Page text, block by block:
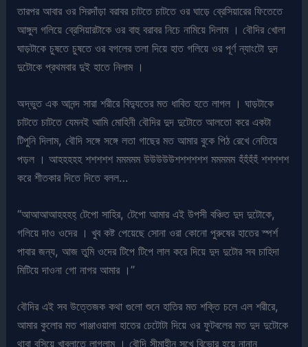
তারপর আবার ওর সিরদাঁড়া বরাবর চাটতে চাটতে ওর ঘাড়ে ব্রেসিয়ারের ফিতেতে
আঙ্গুল গলিয়ে ব্রেসিয়ারটাকে ওর বাহু বরাবর নিচে নামিয়ে দিলাম । বৌদির খোলা
ঘাড়টাকে চুষতে চুষতে ওর বগলের তলা দিয়ে হাত গলিয়ে ওর পূর্ণ ন্যাংটো দুদ
দুটোকে প্রথমবার দুই হাতে নিলাম ।
অদ্ভুত এক আনন্দ সারা শরীরে বিদ্যুতের মত ধাবিত হতে লাগল । ঘাড়টাকে
চাটতে চাটতে যেমনই আমি মোহিনী বৌদির দুদ দুটোতে আলতো করে একটা
টিপুনি দিলাম, বৌদি সঙ্গে সঙ্গে লতা গাছের মত আমার বুকে পিঠ রেখে নেতিয়ে
পড়ল । আহহহহহ শশশশশ মমমমম উউউউউশশশশশশ মমমমম হঁহঁহঁহঁ শশশশশ
করে শীতকার দিতে দিতে বলল…
“আআআআহহহহ্ টেপো সাহির, টেপো আমার এই উপসী বঞ্চিত দুদ দুটোকে,
গলিয়ে দাও ওদের । খুব কষ্ট পেয়েছে সোনা ওরা কোনো পুরুষের হাতের স্পর্শ
পাবার জন্য, আজ তুমি ওদের টিপে টিপে লাল করে দিয়ে দুদ দুটোর সব চাহিদা
মিটিয়ে দাওনা গো নাগর আমার ।”
বৌদির এই সব উত্তেজক কথা গুলো শুনে হাতির মত শক্তি চলে এল শরীরে,
আমার কুলোর মত পাঞ্জাওয়ালা হাতের চেটোটা দিয়ে ওর ফুটবলের মত দুদ দুটোকে
থাবা বসিয়ে খাবলাতে লাগলাম । বৌদি সীমাহীন সুখে বিভোর হয়ে নানান